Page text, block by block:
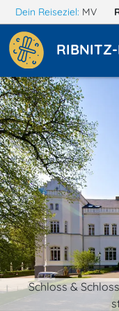
Dein Reiseziel: MV
Schloss &